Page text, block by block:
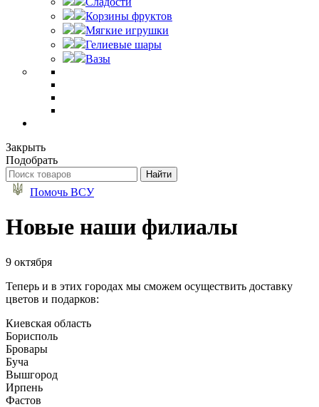
Корзины фруктов
Мягкие игрушки
Гелиевые шары
Вазы
Закрыть
Подобрать
Помочь ВСУ
Новые наши филиалы
9 октября
Теперь и в этих городах мы сможем осуществить доставку
цветов и подарков:
Киевская область
Борисполь
Бровары
Буча
Вышгород
Ирпень
Фастов